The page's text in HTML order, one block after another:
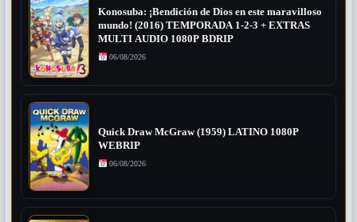
Konosuba: ¡Bendición de Dios en este maravilloso
mundo! (2016) TEMPORADA 1-2-3 + EXTRAS
MULTI AUDIO 1080P BDRIP
06/08/2026
Quick Draw McGraw (1959) LATINO 1080P
WEBRIP
06/08/2026